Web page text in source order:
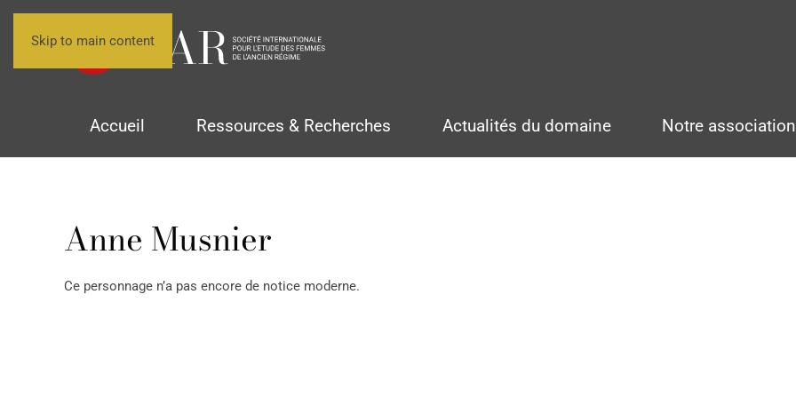
Skip to main content
Accueil Ressources & Recherches Actualités du domaine Notre association
Anne Musnier
Ce personnage n’a pas encore de notice moderne.